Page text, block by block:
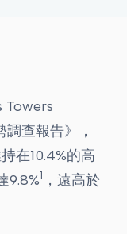
Towers
查報告》，
在10.4%的高
9.8%1 ，遠高於